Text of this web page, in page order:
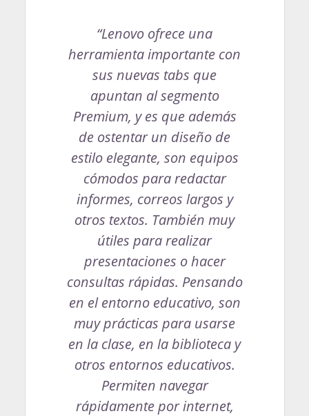
“Lenovo ofrece una
herramienta importante con
sus nuevas tabs que
apuntan al segmento
Premium, y es que además
de ostentar un diseño de
estilo elegante, son equipos
cómodos para redactar
informes, correos largos y
otros textos. También muy
útiles para realizar
presentaciones o hacer
consultas rápidas. Pensando
en el entorno educativo, son
muy prácticas para usarse
en la clase, en la biblioteca y
otros entornos educativos.
Permiten navegar
rápidamente por internet,